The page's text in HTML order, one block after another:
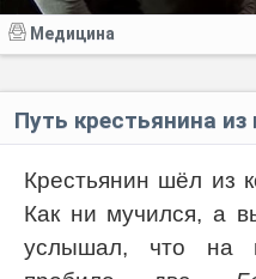
Медицина
Путь крестьянина
Крестьянин шёл из
Как ни мучился, а
услышал, что на